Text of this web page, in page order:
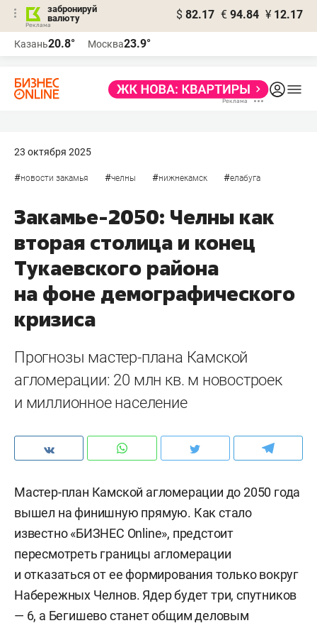
забронируй
валюту
$ 82.17 € 94.84 ¥ 12.17
Казань20.8° Москва23.9°
23 октября 2025
#новости закамья #челны #нижнекамск #елабуга
Закамье-2050: Челны как
вторая столица и конец
Тукаевского района
на фоне демографического
кризиса
Прогнозы мастер-плана Камской
агломерации: 20 млн кв. м новостроек
и миллионное население
Мастер-план Камской агломерации до 2050 года
вышел на финишную прямую. Как стало
известно «БИЗНЕС Online», предстоит
пересмотреть границы агломерации
и отказаться от ее формирования только вокруг
Набережных Челнов. Ядер будет три, спутников
— 6, а Бегишево станет общим деловым